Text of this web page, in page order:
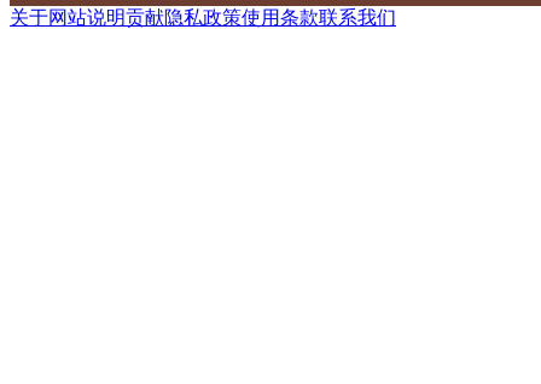
关于网站说明贡献隐私政策使用条款联系我们